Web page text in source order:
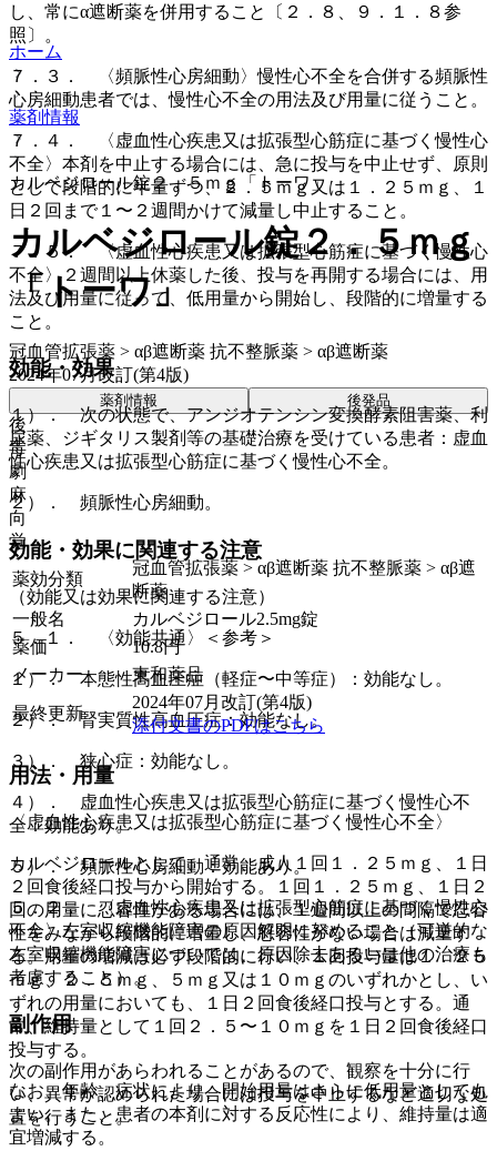
し、常にα遮断薬を併用すること〔２．８、９．１．８参
照〕。
７．３． 〈頻脈性心房細動〉慢性心不全を合併する頻脈性
心房細動患者では、慢性心不全の用法及び用量に従うこと。
７．４． 〈虚血性心疾患又は拡張型心筋症に基づく慢性心
不全〉本剤を中止する場合には、急に投与を中止せず、原則
として段階的に半量ずつ、２．５ｍｇ又は１．２５ｍｇ、１
日２回まで１〜２週間かけて減量し中止すること。
７．５． 〈虚血性心疾患又は拡張型心筋症に基づく慢性心
不全〉２週間以上休薬した後、投与を再開する場合には、用
法及び用量に従って、低用量から開始し、段階的に増量する
こと。
効能・効果
１）． 次の状態で、アンジオテンシン変換酵素阻害薬、利
尿薬、ジギタリス製剤等の基礎治療を受けている患者：虚血
性心疾患又は拡張型心筋症に基づく慢性心不全。
２）． 頻脈性心房細動。
効能・効果に関連する注意
（効能又は効果に関連する注意）
５．１． 〈効能共通〉＜参考＞
１）． 本態性高血圧症（軽症〜中等症）：効能なし。
２）． 腎実質性高血圧症：効能なし。
３）． 狭心症：効能なし。
４）． 虚血性心疾患又は拡張型心筋症に基づく慢性心不
全：効能あり。
５）． 頻脈性心房細動：効能あり。
５．２． 〈虚血性心疾患又は拡張型心筋症に基づく慢性心
不全〉左室収縮機能障害の原因解明に努めること（可逆的な
左室収縮機能障害については、原因除去あるいは他の治療も
考慮すること）。
副作用
次の副作用があらわれることがあるので、観察を十分に行
い、異常が認められた場合には投与を中止するなど適切な処
置を行うこと。
ホーム
薬剤情報
カルベジロール錠２．５ｍｇ「トーワ」
カルベジロール錠２．５ｍｇ
「トーワ」
冠血管拡張薬 > αβ遮断薬 抗不整脈薬 > αβ遮断薬
2024年07月改訂(第4版)
薬剤情報 後発品
後
毒
劇
麻
向
覚
薬効分類
冠血管拡張薬 > αβ遮断薬 抗不整脈薬 > αβ遮
断薬
一般名
カルベジロール2.5mg錠
薬価
10.8円
メーカー
東和薬品
最終更新
2024年07月改訂(第4版)
添付文書のPDFはこちら
用法・用量
〈虚血性心疾患又は拡張型心筋症に基づく慢性心不全〉
カルベジロールとして、通常、成人１回１．２５ｍｇ、１日
２回食後経口投与から開始する。１回１．２５ｍｇ、１日２
回の用量に忍容性がある場合には、１週間以上の間隔で忍容
性をみながら段階的に増量し、忍容性がない場合は減量す
る。用量の増減は必ず段階的に行い、１回投与量は１．２５
ｍｇ、２．５ｍｇ、５ｍｇ又は１０ｍｇのいずれかとし、い
ずれの用量においても、１日２回食後経口投与とする。通
常、維持量として１回２．５〜１０ｍｇを１日２回食後経口
投与する。
なお、年齢、症状により、開始用量はさらに低用量としても
よい。また、患者の本剤に対する反応性により、維持量は適
宜増減する。